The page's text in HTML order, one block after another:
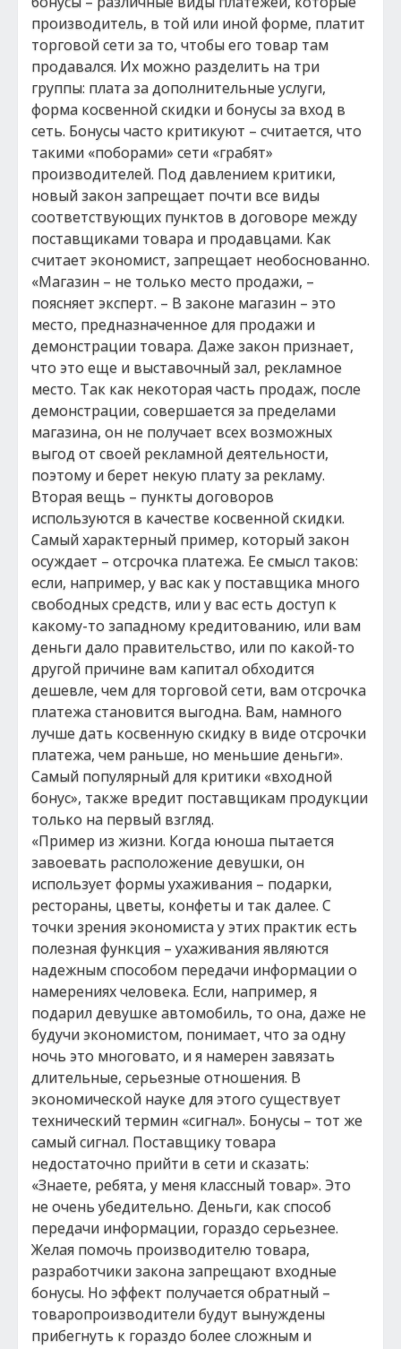
производитель, в той или иной форме, платит
торговой сети за то, чтобы его товар там
продавался. Их можно разделить на три
группы: плата за дополнительные услуги,
форма косвенной скидки и бонусы за вход в
сеть. Бонусы часто критикуют – считается, что
такими «поборами» сети «грабят»
производителей. Под давлением критики,
новый закон запрещает почти все виды
соответствующих пунктов в договоре между
поставщиками товара и продавцами. Как
считает экономист, запрещает необоснованно.
«Магазин – не только место продажи, –
поясняет эксперт. – В законе магазин – это
место, предназначенное для продажи и
демонстрации товара. Даже закон признает,
что это еще и выставочный зал, рекламное
место. Так как некоторая часть продаж, после
демонстрации, совершается за пределами
магазина, он не получает всех возможных
выгод от своей рекламной деятельности,
поэтому и берет некую плату за рекламу.
Вторая вещь – пункты договоров
используются в качестве косвенной скидки.
Самый характерный пример, который закон
осуждает – отсрочка платежа. Ее смысл таков:
если, например, у вас как у поставщика много
свободных средств, или у вас есть доступ к
какому-то западному кредитованию, или вам
деньги дало правительство, или по какой-то
другой причине вам капитал обходится
дешевле, чем для торговой сети, вам отсрочка
платежа становится выгодна. Вам, намного
лучше дать косвенную скидку в виде отсрочки
платежа, чем раньше, но меньшие деньги».
Самый популярный для критики «входной
бонус», также вредит поставщикам продукции
только на первый взгляд.
«Пример из жизни. Когда юноша пытается
завоевать расположение девушки, он
использует формы ухаживания – подарки,
рестораны, цветы, конфеты и так далее. С
точки зрения экономиста у этих практик есть
полезная функция – ухаживания являются
надежным способом передачи информации о
намерениях человека. Если, например, я
подарил девушке автомобиль, то она, даже не
будучи экономистом, понимает, что за одну
ночь это многовато, и я намерен завязать
длительные, серьезные отношения. В
экономической науке для этого существует
технический термин «сигнал». Бонусы – тот же
самый сигнал. Поставщику товара
недостаточно прийти в сети и сказать:
«Знаете, ребята, у меня классный товар». Это
не очень убедительно. Деньги, как способ
передачи информации, гораздо серьезнее.
Желая помочь производителю товара,
разработчики закона запрещают входные
бонусы. Но эффект получается обратный –
товаропроизводители будут вынуждены
прибегнуть к гораздо более сложным и